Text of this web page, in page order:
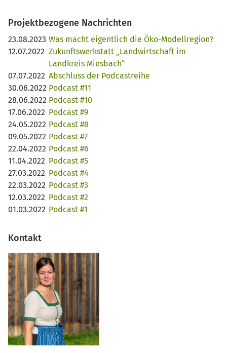
Projektbezogene Nachrichten
23.08.2023 Was macht eigentlich die Öko-Modellregion?
12.07.2022 Zukunftswerkstatt „Landwirtschaft im
Landkreis Miesbach“
07.07.2022 Abschluss der Podcastreihe
30.06.2022 Podcast #11
28.06.2022 Podcast #10
17.06.2022 Podcast #9
24.05.2022 Podcast #8
09.05.2022 Podcast #7
22.04.2022 Podcast #6
11.04.2022 Podcast #5
27.03.2022 Podcast #4
22.03.2022 Podcast #3
12.03.2022 Podcast #2
01.03.2022 Podcast #1
Kontakt